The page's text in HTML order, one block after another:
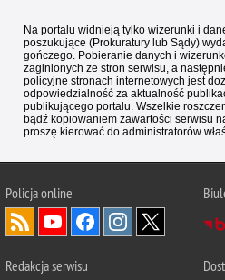
Na portalu widnieją tylko wizerunki i
poszukujące (Prokuratury lub Sądy)
gończego. Pobieranie danych i
zaginionych ze stron serwisu, a
policyjne stronach internetowych jest
odpowiedzialność za aktualność
publikującego portalu. Wszelkie
bądź kopiowaniem zawartości serwisu
proszę kierować do administratorów
Policjaonline
Redakcja serwisu